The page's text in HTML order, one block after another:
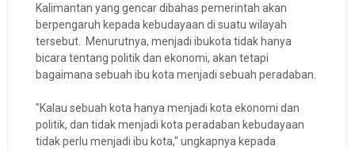
Kalimantan yang gencar dibahas pemerintah akan
berpengaruh kepada kebudayaan di suatu wilayah
tersebut. Menurutnya, menjadi ibukota tidak hanya
bicara tentang politik dan ekonomi, akan tetapi
bagaimana sebuah ibu kota menjadi sebuah peradaban.
"Kalau sebuah kota hanya menjadi kota ekonomi dan
politik, dan tidak menjadi kota peradaban kebudayaan
tidak perlu menjadi ibu kota," ungkapnya kepada